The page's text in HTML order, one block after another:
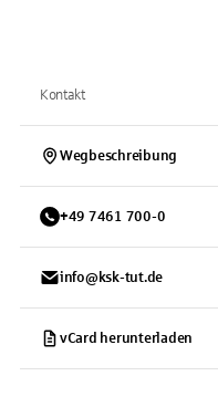
Kontakt
Wegbeschreibung
+49 7461 700-0
info@ksk-tut.de
vCard herunterladen